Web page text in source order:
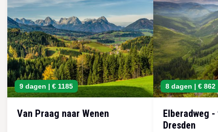
9 dagen | € 1185
Van Praag naar Wenen
8 dagen | € 862
Elberadweg
Dresden